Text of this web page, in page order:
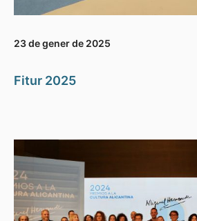
23 de gener de 2025
Fitur 2025